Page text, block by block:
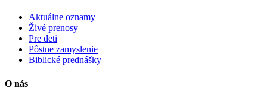
Aktuálne oznamy
Živé prenosy
Pre deti
Pôstne zamyslenie
Biblické prednášky
O nás